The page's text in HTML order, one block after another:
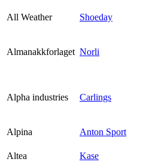
All Weather
Shoeday
Almanakkforlaget Norli
Alpha industries Carlings
Alpina
Anton Sport
Altea
Kase